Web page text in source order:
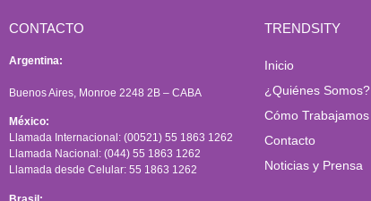
CONTACTO
Argentina:
Buenos Aires, Monroe 2248 2B – CABA
México:
Llamada Internacional: (00521) 55 1863 1262
Llamada Nacional: (044) 55 1863 1262
Llamada desde Celular: 55 1863 1262
TRENDSITY
Inicio
¿Quiénes Somos?
Cómo Trabajamos
Contacto
Noticias y Prensa